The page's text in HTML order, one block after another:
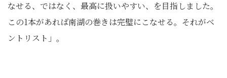
なせる、ではなく、最高に扱いやすい、を目指しました。
この1本があれば南湖の巻きは完璧にこなせる。それがベ
ントリスト」。